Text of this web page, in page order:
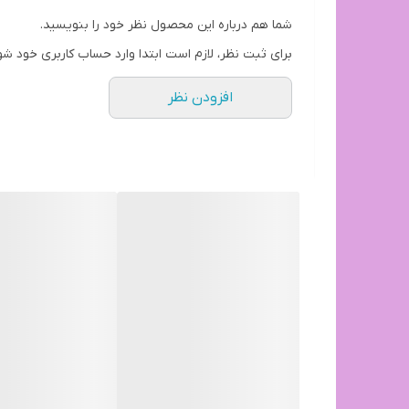
شما هم درباره این محصول نظر خود را بنویسید.
برای ثبت نظر، لازم است ابتدا وارد حساب کاربری خود
افزودن نظر